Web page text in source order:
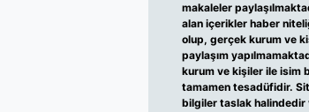
makaleler
alan içerikler haber
olup, gerçek kurum ve
paylaşım
kurum ve kişiler ile isim
tamamen tesadüfidir.
bilgiler taslak halindedir